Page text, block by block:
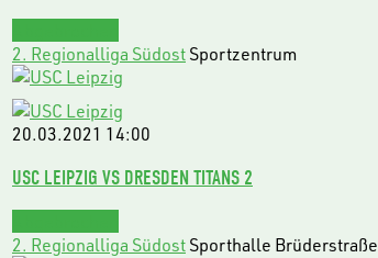
2. Regionalliga SüdostSportzentrum
20.03.2021 14:00
USC LEIPZIG VS DRESDEN TITANS 2
2. Regionalliga SüdostSporthalle Brüderstraße